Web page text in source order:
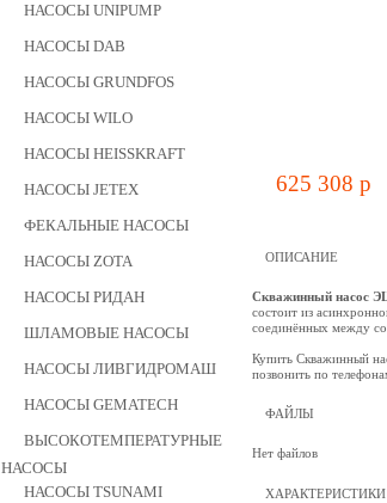
НАСОСЫ UNIPUMP
НАСОСЫ DAB
НАСОСЫ GRUNDFOS
НАСОСЫ WILO
НАСОСЫ HEISSKRAFT
НАСОСЫ JETEX
ФЕКАЛЬНЫЕ НАСОСЫ
НАСОСЫ ZOTA
НАСОСЫ РИДАН
ШЛАМОВЫЕ НАСОСЫ
НАСОСЫ ЛИВГИДРОМАШ
НАСОСЫ GEMATECH
ВЫСОКОТЕМПЕРАТУРНЫЕ
НАСОСЫ
НАСОСЫ TSUNAMI
625 308 p
ОПИСАНИЕ
Скважинный насос
состоит из
соединённых между
Купить Скважинный
позвонить по
ФАЙЛЫ
Нет файлов
ХАРАКТЕРИСТИКИ